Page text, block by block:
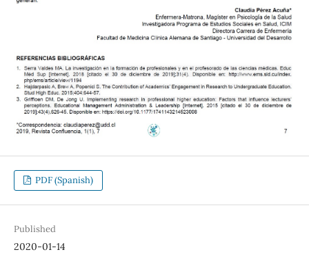
PDF (Spanish)
Published
2020-01-14